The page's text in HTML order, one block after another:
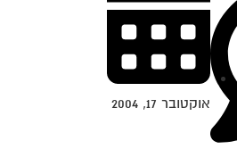
אוקטובר 17, 2004